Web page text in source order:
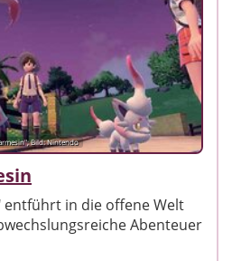
Bild: Nintendo
entführt in die offene Welt
Abenteuer